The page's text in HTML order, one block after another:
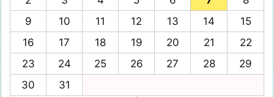
9
10 11 12 13 14
15
16
17 18 19 20 21
22
23
24 25 26 27 28
29
30
31